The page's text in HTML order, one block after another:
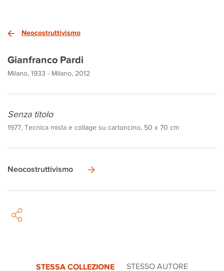
Neocostruttivismo
Gianfranco Pardi
Milano, 1933 - Milano, 2012
Senza titolo
1977, Tecnica mista e collage su cartoncino, 50 x 70 cm
Neocostruttivismo
STESSA COLLEZIONE STESSO AUTORE